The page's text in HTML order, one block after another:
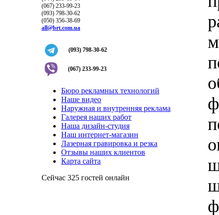
(067) 233-99-23
(093) 798-30-62
(050) 356-38-69
all@brt.com.ua
(093) 798-30-62
(067) 233-99-23
Бюро рекламных технологий
Наше видео
Наружная и внутренняя реклама
Галерея наших работ
Наша дизайн-студия
Наш интернет-магазин
Лазерная гравировка и резка
Отзывы наших клиентов
Карта сайта
Сейчас 325 гостей онлайн